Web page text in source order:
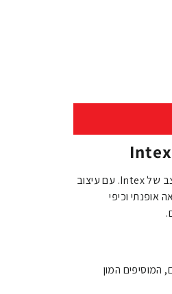
שדרגו את הבילוי שלכם בבריכה או בים עם גלגל הים הקלאסי והמעוצב של Intex. עם עיצוב
אופנתי וכיפי
המוסיפים המון